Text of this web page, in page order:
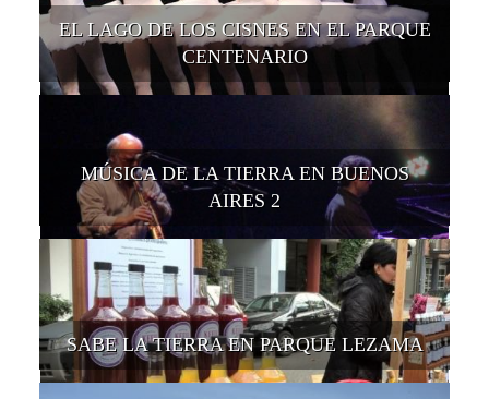
EL LAGO DE LOS CISNES EN EL PARQUE
CENTENARIO
MÚSICA DE LA TIERRA EN BUENOS
AIRES 2
SABE LA TIERRA EN PARQUE LEZAMA